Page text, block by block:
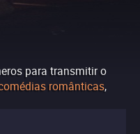
para transmitir o
românticas,